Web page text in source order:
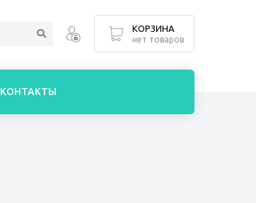
КОРЗИНА
нет товаров
КОНТАКТЫ